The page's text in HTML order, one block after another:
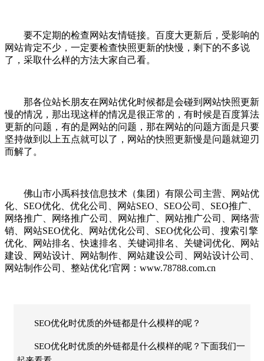
要不定期的检查网站友情链接。百度大更新后，受影响的
网站肯定不少，一定要检查快照更新的快慢，剩下的不多说
了，采取什么样的方法大家自己看。
那各位站长朋友在网站优化时候都是会碰到网站快照更新
慢的情况，那出现这样的情况是很正常的，有时候是百度算法
更新的问题，有的是网站的问题，那在网站的问题方面是只要
坚持做到以上五点就可以了，网站的快照更新慢是问题就迎刃
而解了。
佛山市小禹科技信息技术（集团）有限公司主营、网站优
化、SEO优化、优化公司、网站SEO、SEO公司、SEO推广、
网络推广、网络推广公司、网站推广、网站推广公司、网络营
销、网站SEO优化、网站优化公司、SEO优化公司、搜索引擎
优化、网站排名、快速排名、关键词排名、关键词优化、网站
建设、网站设计、网站制作、网站建设公司、网站设计公司、
网站制作公司、整站优化!官网：www.78788.com.cn
SEO优化时优质的外链都是什么模样的呢？
SEO优化时优质的外链都是什么模样的呢？下面我们一